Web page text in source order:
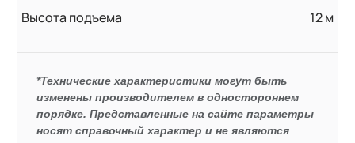
Высота подъема
12 м
*Технические характеристики могут быть
изменены производителем в одностороннем
порядке. Представленные на сайте параметры
носят справочный характер и не являются